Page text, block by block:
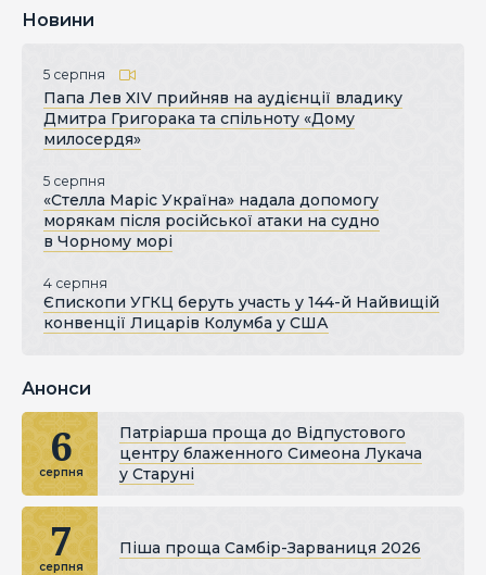
Новини
5 серпня
Папа Лев XIV прийняв на аудієнції владику
Дмитра Григорака та спільноту «Дому
милосердя»
5 серпня
«Стелла Маріс Україна» надала допомогу
морякам після російської атаки на судно
в Чорному морі
4 серпня
Єпископи УГКЦ беруть участь у 144-й Найвищій
конвенції Лицарів Колумба у США
Анонси
6
серпня
Патріарша проща до Відпустового
центру блаженного Симеона Лукача
у Старуні
7
серпня
Піша проща Самбір-Зарваниця 2026